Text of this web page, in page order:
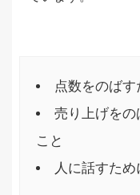
点数をのばす
売り上げをの
こと
人に話すた